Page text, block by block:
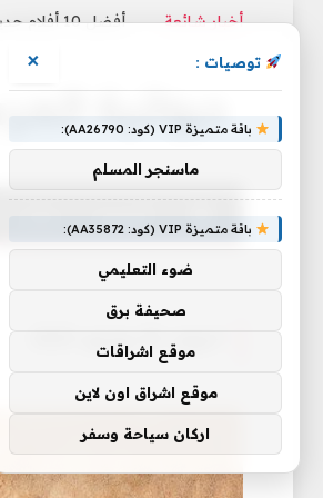
أخبار شائعة أفضل 10 أفلام جديدة قادمة إلى Netflix في أغسطس 2026
»أرشيفات لـ 24 يونيو، 2025
اليوم: 24 يونيو، 2025
توصيات : ×
باقة متميزة VIP (كود: AA26790):
ماسنجر المسلم
باقة متميزة VIP (كود: AA35872):
ضوء التعليمي
صحيفة برق
موقع اشراقات
موقع اشراق اون لاين
اركان سياحة وسفر